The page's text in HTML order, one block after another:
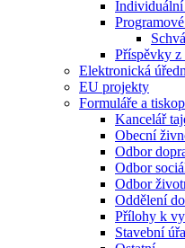
Individuální
Příspěvky
Elektronická
EU projekty
Formuláře a
Kancelář
Obecní
Odbor
Odbor
Odbor
Oddělení
Přílohy k
Stavební